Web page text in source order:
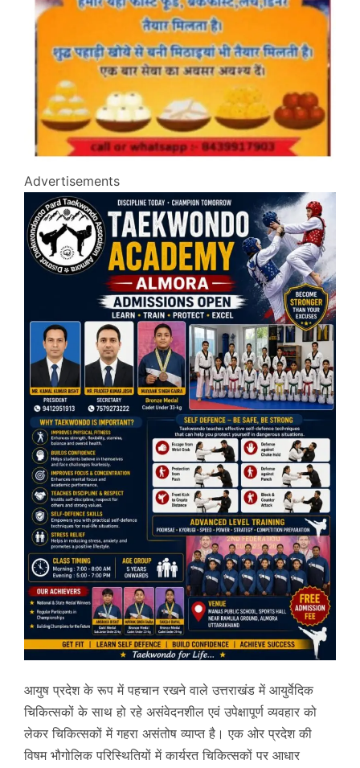
Advertisements
आयुष प्रदेश के रूप में पहचान रखने वाले उत्तराखंड में आयुर्वेदिक
चिकित्सकों के साथ हो रहे असंवेदनशील एवं उपेक्षापूर्ण व्यवहार को
लेकर चिकित्सकों में गहरा असंतोष व्याप्त है। एक ओर प्रदेश की
विषम भौगोलिक परिस्थितियों में कार्यरत चिकित्सकों पर आधार